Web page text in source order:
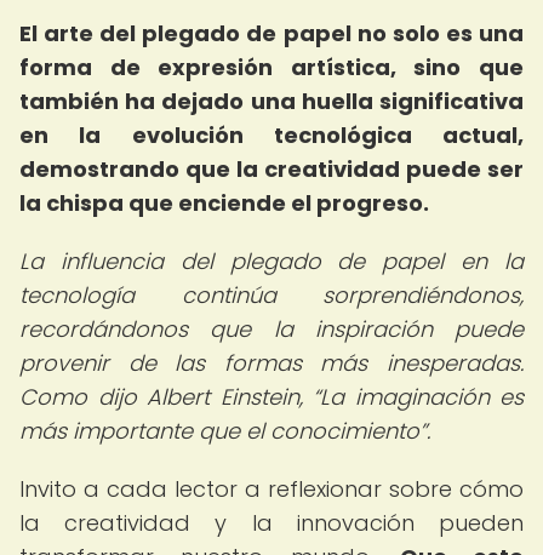
El arte del plegado de papel no solo es una
forma de expresión artística, sino que
también ha dejado una huella significativa
en la evolución tecnológica actual,
demostrando que la creatividad puede ser
la chispa que enciende el progreso.
La influencia del plegado de papel en la
tecnología continúa sorprendiéndonos,
recordándonos que la inspiración puede
provenir de las formas más inesperadas.
Como dijo Albert Einstein, La imaginación es
más importante que el conocimiento .
Invito a cada lector a reflexionar sobre cómo
la creatividad y la innovación pueden